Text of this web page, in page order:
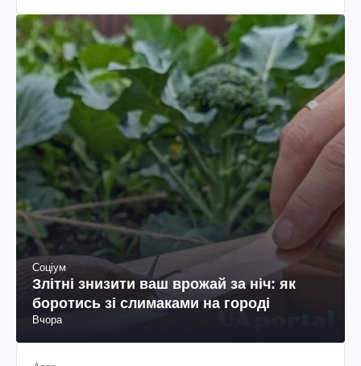
Соціум
Злітні знизити ваш врожай за ніч: як
боротись зі слимаками на городі
Вчора